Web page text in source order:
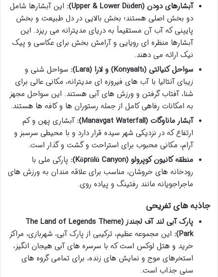
آبشارهای دودن (Upper & Lower Düden):
این آبشارها شامل
دو بخش اصلی هستند؛ بخش بالایی در دل طبیعت و بخش
پایینی که آب آن مستقیماً به دریای مدیترانه می ریزد. این
آبشارها منظره ای رویایی و آرامش بخش برای عکاسی و پیک
نیک ارائه می دهند.
سواحل کنیالتی (Konyaaltı) و لارا (Lara):
سواحل شنی و
زیبای آنتالیا با آب های فیروزه ای مدیترانه، مکانی عالی برای
شنا، آفتاب گرفتن و ورزش های آبی هستند. این سواحل مجهز
به امکانات رفاهی کامل از جمله رستوران ها و کافه ها هستند.
آبشار ماناوگات (Manavgat Waterfall):
آبشاری پهن و کم
ارتفاع که در نزدیکی شهر سیده قرار دارد و با محیطی سرسبز و
آرام، مکانی محبوب برای استراحت و گشت و گذار است.
منطقه کانیون کوپرولو (Köprülü Canyon):
پارکی ملی با
رودخانه های خروشان، مناسب برای علاقه مندان به ورزش های
ماجراجویانه مانند رفتینگ و پیاده روی.
جاذبه های تفریحی
پارک آبی لند آف لجندز (The Land of Legends Theme
Park):
این مجموعه عظیم، ترکیبی از پارک آبی، شهربازی، مراکز
خرید و هتل لوکس است که با سرسره های آبی هیجان انگیز،
استخرهای موج و نمایش های زنده، برای تمامی گروه های
سنی جذاب است.